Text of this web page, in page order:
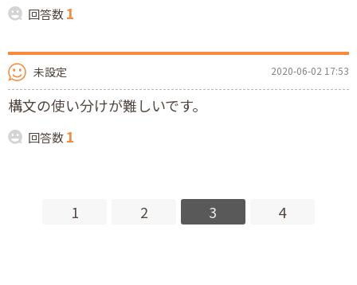
回答数1
未設定 2020-06-02 17:53
構文の使い分けが難しいです。
回答数1
1 2 3 4